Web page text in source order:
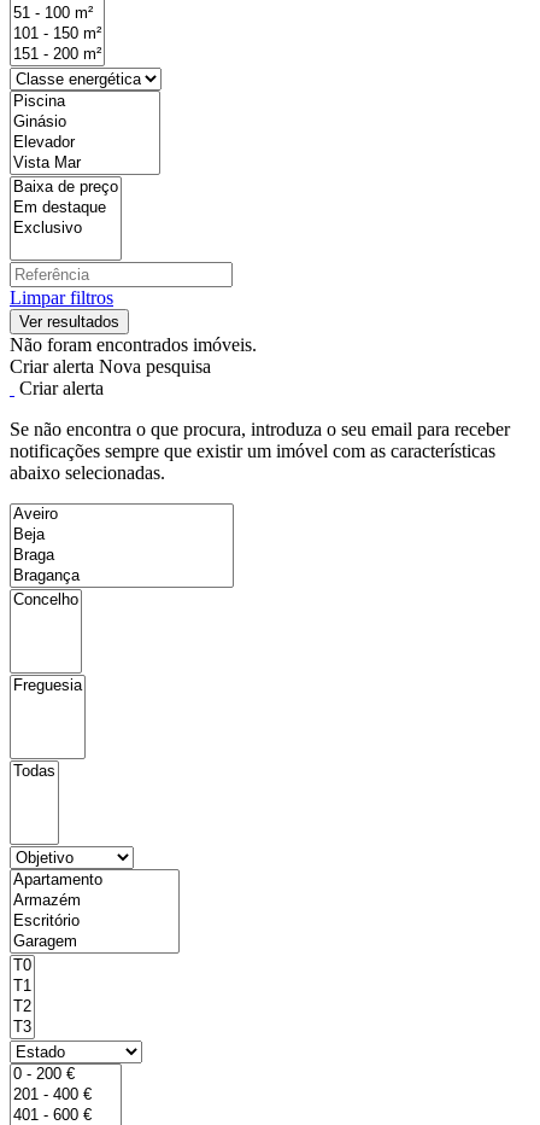
Limpar filtros
Não foram encontrados imóveis.
Criar alerta Nova pesquisa
Criar alerta
Se não encontra o que procura, introduza o seu email para receber
notificações sempre que existir um imóvel com as características
abaixo selecionadas.